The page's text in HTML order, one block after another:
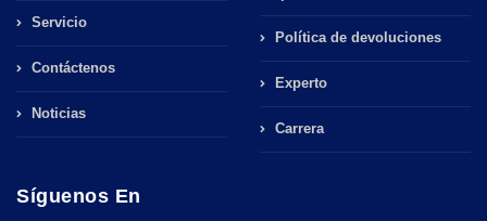
Servicio
Contáctenos
Noticias
Política de devoluciones
Experto
Carrera
Síguenos En